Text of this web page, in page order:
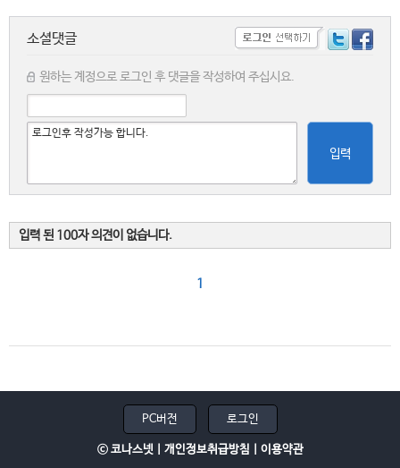
소셜댓글
원하는 계정으로 로그인 후 댓글을 작성하여 주십시요.
입력
입력 된 100자 의견이 없습니다.
1
PC버전 로그인
ⓒ 코나스넷 | 개인정보취급방침 이용약관